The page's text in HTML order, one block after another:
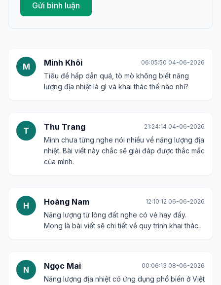
Gửi bình luận
M Minh Khôi 06:05:50 04-06-2026
Tiêu đề hấp dẫn quá, tò mò không biết năng
lượng địa nhiệt là gì và khai thác thế nào nhỉ?
T Thu Trang 21:24:14 04-06-2026
Mình chưa từng nghe nói nhiều về năng lượng địa
nhiệt. Bài viết này chắc sẽ giải đáp được thắc mắc
của mình.
H Hoàng Nam 12:10:12 06-06-2026
Năng lượng từ lòng đất nghe có vẻ hay đấy.
Mong là bài viết sẽ chi tiết về quy trình khai thác.
N Ngọc Mai 00:06:13 08-06-2026
Năng lượng địa nhiệt có ứng dụng phổ biến ở Việt